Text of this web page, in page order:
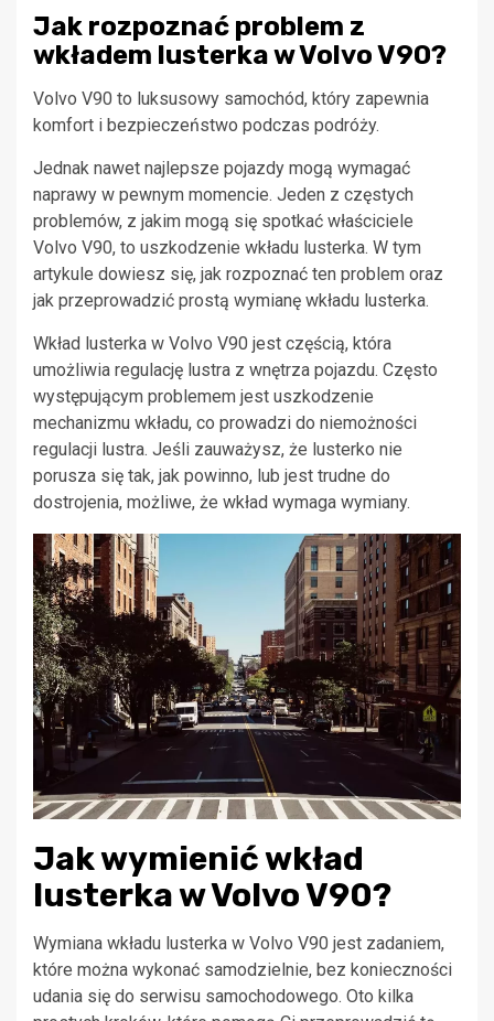
Jak rozpoznać problem z
wkładem lusterka w Volvo V90?
Volvo V90 to luksusowy samochód, który zapewnia
komfort i bezpieczeństwo podczas podróży.
Jednak nawet najlepsze pojazdy mogą wymagać
naprawy w pewnym momencie. Jeden z częstych
problemów, z jakim mogą się spotkać właściciele
Volvo V90, to uszkodzenie wkładu lusterka. W tym
artykule dowiesz się, jak rozpoznać ten problem oraz
jak przeprowadzić prostą wymianę wkładu lusterka.
Wkład lusterka w Volvo V90 jest częścią, która
umożliwia regulację lustra z wnętrza pojazdu. Często
występującym problemem jest uszkodzenie
mechanizmu wkładu, co prowadzi do niemożności
regulacji lustra. Jeśli zauważysz, że lusterko nie
porusza się tak, jak powinno, lub jest trudne do
dostrojenia, możliwe, że wkład wymaga wymiany.
Jak wymienić wkład
lusterka w Volvo V90?
Wymiana wkładu lusterka w Volvo V90 jest zadaniem,
które można wykonać samodzielnie, bez konieczności
udania się do serwisu samochodowego. Oto kilka